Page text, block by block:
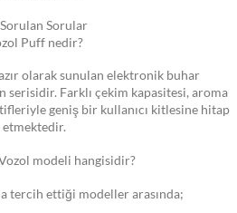
Sorulan Sorular
Puff nedir?
olarak sunulan elektronik buhar
serisidir. Farklı çekim kapasitesi, aroma
geniş bir kullanıcı kitlesine hitap
etmektedir.
modeli hangisidir?
tercih ettiği modeller arasında;